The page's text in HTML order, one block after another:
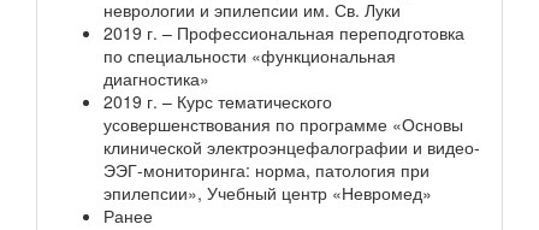
неврологии и эпилепсии им. Св. Луки
2019 г. – Профессиональная переподготовка
по специальности «функциональная
диагностика»
2019 г. – Курс тематического
усовершенствования по программе «Основы
клинической электроэнцефалографии и видео-
ЭЭГ-мониторинга: норма, патология при
эпилепсии», Учебный центр «Невромед»
Ранее